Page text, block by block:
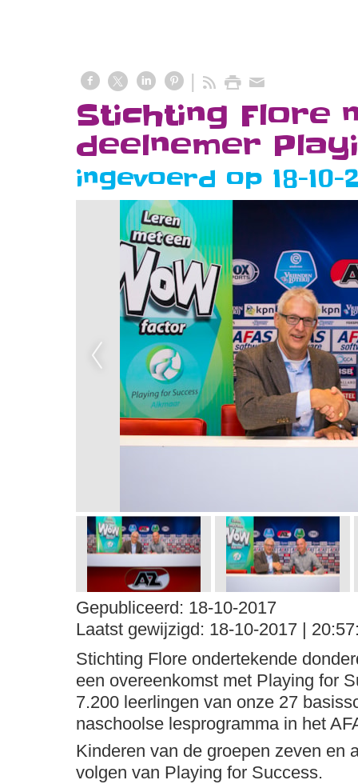
Stichting Flore
deelnemer
ingevoerd op 18-10-
Gepubliceerd: 18-10-2017
Laatst gewijzigd: 18-10-2017 |
Stichting Flore ondertekende
een overeenkomst met Playing for
7.200 leerlingen van onze 27
naschoolse lesprogramma in het
Kinderen van de groepen zeven en
volgen van Playing for Success.